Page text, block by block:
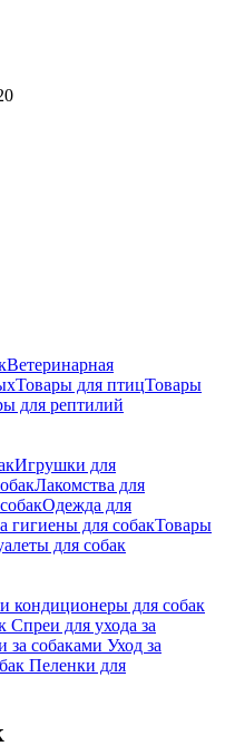
Ветеринарная
Товары для птицТовары
для рептилий
Игрушки для
Лакомства для
Одежда для
гигиены для собакТовары
для собак
кондиционеры для собак
Спреи для ухода за
за собаками Уход за
Пеленки для